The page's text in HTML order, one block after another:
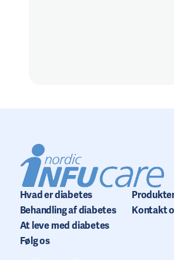
Hvad er diabetes
Behandling af diabetes
At leve med diabetes
Kontakt
Følg os